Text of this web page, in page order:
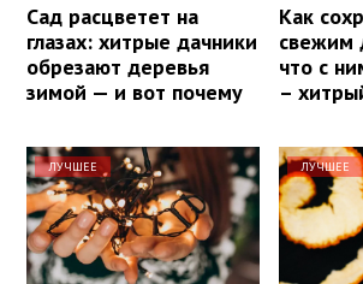
Сад расцветет на
глазах: хитрые дачники
обрезают деревья
зимой — и вот почему
Как
свежим
что с
–
ЛУЧШЕЕ ЛУЧШЕЕ